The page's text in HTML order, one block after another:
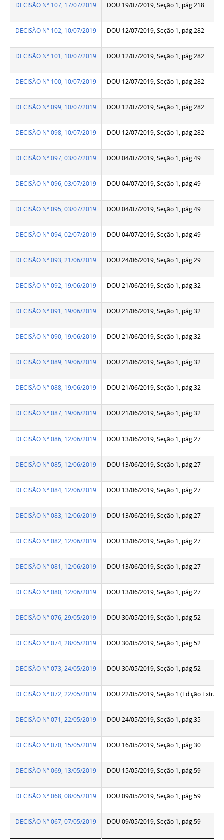
DECISÃO Nº 107, 17/07/2019 DOU 19/07/2019, Seção 1, pág.218
DECISÃO Nº 102, 10/07/2019 DOU 12/07/2019, Seção 1, pág.282
DECISÃO Nº 101, 10/07/2019 DOU 12/07/2019, Seção 1, pág.282
DECISÃO Nº 100, 10/07/2019 DOU 12/07/2019, Seção 1, pág.282
DECISÃO Nº 099, 10/07/2019 DOU 12/07/2019, Seção 1, pág.282
DECISÃO Nº 098, 10/07/2019 DOU 12/07/2019, Seção 1, pág.282
DECISÃO Nº 097, 03/07/2019 DOU 04/07/2019, Seção 1, pág.49
DECISÃO Nº 096, 03/07/2019 DOU 04/07/2019, Seção 1, pág.49
DECISÃO Nº 095, 03/07/2019 DOU 04/07/2019, Seção 1, pág.49
DECISÃO Nº 094, 02/07/2019 DOU 04/07/2019, Seção 1, pág.49
DECISÃO Nº 093, 21/06/2019 DOU 24/06/2019, Seção 1, pág.29
DECISÃO Nº 092, 19/06/2019 DOU 21/06/2019, Seção 1, pág.32
DECISÃO Nº 091, 19/06/2019 DOU 21/06/2019, Seção 1, pág.32
DECISÃO Nº 090, 19/06/2019 DOU 21/06/2019, Seção 1, pág.32
DECISÃO Nº 089, 19/06/2019 DOU 21/06/2019, Seção 1, pág.32
DECISÃO Nº 088, 19/06/2019 DOU 21/06/2019, Seção 1, pág.32
DECISÃO Nº 087, 19/06/2019 DOU 21/06/2019, Seção 1, pág.32
DECISÃO Nº 086, 12/06/2019 DOU 13/06/2019, Seção 1, pág.27
DECISÃO Nº 085, 12/06/2019 DOU 13/06/2019, Seção 1, pág.27
DECISÃO Nº 084, 12/06/2019 DOU 13/06/2019, Seção 1, pág.27
DECISÃO Nº 083, 12/06/2019 DOU 13/06/2019, Seção 1, pág.27
DECISÃO Nº 082, 12/06/2019 DOU 13/06/2019, Seção 1, pág.27
DECISÃO Nº 081, 12/06/2019 DOU 13/06/2019, Seção 1, pág.27
DECISÃO Nº 080, 12/06/2019 DOU 13/06/2019, Seção 1, pág.27
DECISÃO Nº 076, 29/05/2019 DOU 30/05/2019, Seção 1, pág.52
DECISÃO Nº 074, 28/05/2019 DOU 30/05/2019, Seção 1, pág.52
DECISÃO Nº 073, 24/05/2019 DOU 30/05/2019, Seção 1, pág.52
DECISÃO Nº 072, 22/05/2019 DOU 22/05/2019, Seção 1 (Edição Extra
DECISÃO Nº 071, 22/05/2019 DOU 24/05/2019, Seção 1, pág.35
DECISÃO Nº 070, 15/05/2019 DOU 16/05/2019, Seção 1, pág.30
DECISÃO Nº 069, 13/05/2019 DOU 15/05/2019, Seção 1, pág.59
DECISÃO Nº 068, 08/05/2019 DOU 09/05/2019, Seção 1, pág.59
DECISÃO Nº 067, 07/05/2019 DOU 09/05/2019, Seção 1, pág.59